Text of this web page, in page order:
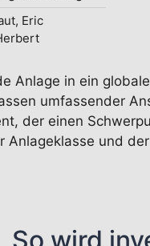
Eric
Anlage in ein
umfassender
der einen
und